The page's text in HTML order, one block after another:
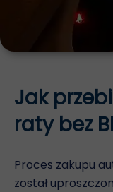
Jak
raty bez
Proces zakupu
został